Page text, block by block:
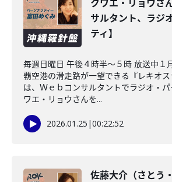
クワエ・リョウさ
サルタント、ラジ
ティ】
毎週日曜日 午後４時半～５時 放送中１
覇空港の滑走路が一望できる『レキオ
は、Ｗｅｂコンサルタントでラジオ・
ワエ・リョウさんを...
2026.01.25 |00:22:52
佐藤大介（さとう